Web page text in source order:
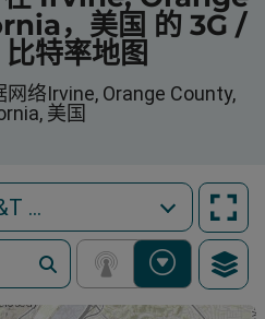
，美国 的 3G /
特率地图
络Irvine, Orange County,
美国
AT&T Mobility